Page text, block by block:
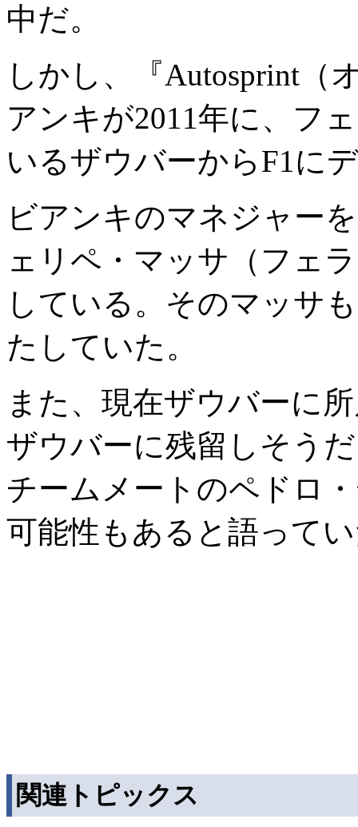
中だ。
しかし、『Autosprint（
アンキが2011年に、フ
いるザウバーからF1に
ビアンキのマネジャー
ェリペ・マッサ（フェ
している。そのマッサ
たしていた。
また、現在ザウバーに
ザウバーに残留しそう
チームメートのペドロ
可能性もあると語って
関連トピックス